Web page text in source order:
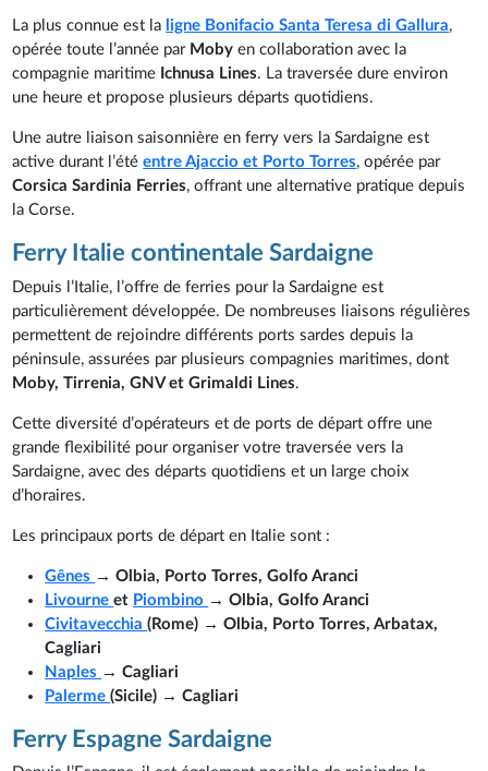
La plus connue est la ligne Bonifacio Santa Teresa di Gallura,
opérée toute l’année par Mobyen collaboration avec la
compagnie maritime Ichnusa Lines. La traversée dure environ
une heure et propose plusieurs départs quotidiens.
Une autre liaison saisonnière en ferry vers la Sardaigne est
active durant l’étéentre Ajaccio et Porto Torres, opérée par
Corsica Sardinia Ferries, offrant une alternative pratique depuis
la Corse.
Ferry Italie continentale Sardaigne
Depuis l’Italie, l’offre de ferries pour la Sardaigne est
particulièrement développée. De nombreuses liaisons régulières
permettent de rejoindre différents ports sardes depuis la
péninsule, assurées par plusieurs compagnies maritimes, dont
Moby, Tirrenia, GNV et Grimaldi Lines.
Cette diversité d’opérateurs et de ports de départ offre une
grande flexibilité pour organiser votre traversée vers la
Sardaigne, avec des départs quotidiens et un large choix
d’horaires.
Les principaux ports de départ en Italie sont :
Gênes → Olbia, Porto Torres, Golfo Aranci
Livourneet Piombino → Olbia, Golfo Aranci
Civitavecchia(Rome) → Olbia, Porto Torres, Arbatax,
Cagliari
Naples → Cagliari
Palerme(Sicile) → Cagliari
Ferry Espagne Sardaigne